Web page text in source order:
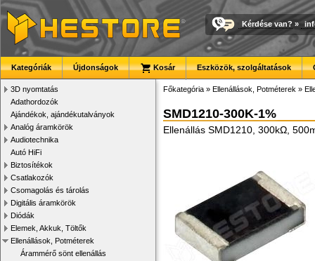
Kérdése van? »
Kategóriák Újdonságok Kosár Eszközök, szolgáltatások
3D nyomtatás
Adathordozók
Ajándékok, ajándékutalványok
Analóg áramkörök
Audiotechnika
Autó HiFi
Biztosítékok
Csatlakozók
Csomagolás és tárolás
Digitális áramkörök
Diódák
Elemek, Akkuk, Töltők
Ellenállások, Potméterek
Árammérő sönt ellenállás
Főkategória » Ellenállások, Potméterek »
SMD1210-300K-1%
Ellenállás SMD1210, 300kΩ,